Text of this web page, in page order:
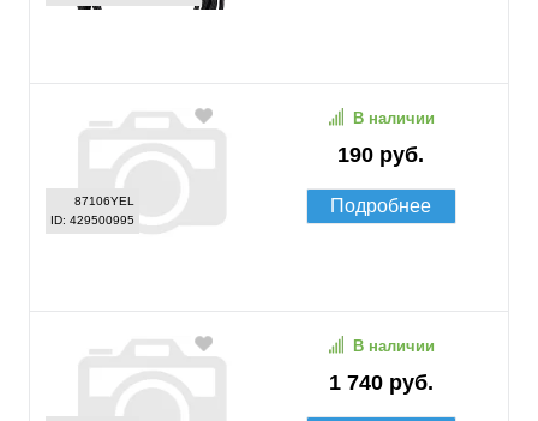
87106YEL
ID: 429500995
190 руб.
В наличии
Подробнее
1 740 руб.
В наличии